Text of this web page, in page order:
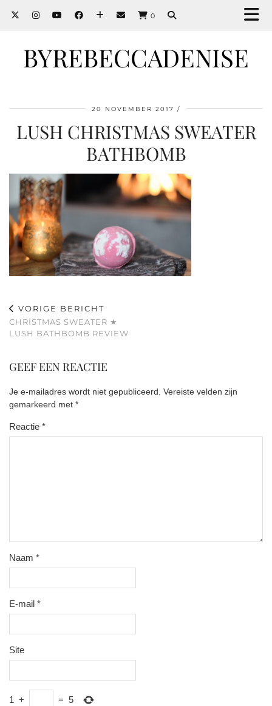
0
BYREBECCADENISE
20 NOVEMBER 2017
LUSH CHRISTMAS SWEATER
BATHBOMB
VORIGE BERICHT
CHRISTMAS SWEATER ★
LUSH BATHBOMB REVIEW
GEEF EEN REACTIE
Je e-mailadres wordt niet gepubliceerd. Vereiste velden zijn
gemarkeerd met *
Reactie *
Naam *
E-mail *
Site
1 + = 5